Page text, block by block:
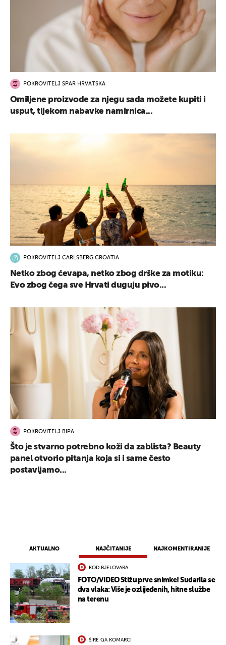
AKTUALNO NAJČITANIJE NAJKOMENTIRANIJE
KOD BJELOVARA
FOTO/VIDEO Stižu prve snimke! Sudarila se
dva vlaka: Više je ozlijeđenih, hitne službe
na terenu
ŠIRE GA KOMARCI
POKROVITELJ SPAR HRVATSKA
Omiljene proizvode za njegu sada možete kupiti i
usput, tijekom nabavke namirnica...
POKROVITELJ CARLSBERG CROATIA
Netko zbog ćevapa, netko zbog drške za motiku:
Evo zbog čega sve Hrvati duguju pivo...
POKROVITELJ BIPA
Što je stvarno potrebno koži da zablista? Beauty
panel otvorio pitanja koja si i same često
postavljamo...